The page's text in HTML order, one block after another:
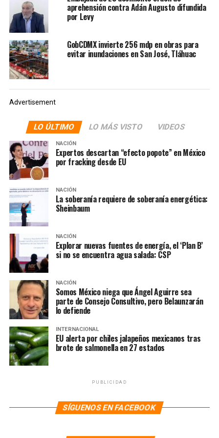
En ese sentido, dijo que el Aeropuerto construido por el
expresidente Andrés Manuel López Obrador “va muy
bien”, además de que también va bien la aerolínea del
Estado Mexicano, Mexicana de Aviación”.
Recordemos qu e Estados Unidos revocó 13 rutas por
presunto incumplimiento. Entonces, el secretario de
Transporte estadounidense, Sean Duffy, argumentó un
supuesto incumplimiento del acuerdo bilateral de
transporte aéreo de 2015. La orden incluyó la
Unidos y el AIFA, así como la congelación de nuevas
rutas o ampliaciones desde el AICM.
Entre los vuelos afectados se encuentran: Los de
aprehensión contra Adán Augusto difundida
por Levy
GobCDMX invierte 256 mdp en obras para
evitar inundaciones en San José, Tláhuac
Advertisement
LO ÚLTIMO LO MÁS VISTO VIDEOS
NACIÓN
Expertos descartan “efecto popote” en México
por fracking desde EU
NACIÓN
La soberanía requiere de soberanía energética:
Sheinbaum
NACIÓN
Explorar nuevas fuentes de energía, el ‘Plan B’
si no se encuentra agua salada: CSP
NACIÓN
Somos México niega que Ángel Aguirre sea
parte de Consejo Consultivo, pero Belaunzarán
lo defiende
INTERNACIONAL
EU alerta por chiles jalapeños mexicanos tras
brote de salmonella en 27 estados
PUBLICIDAD
SÍGUENOS EN FACEBOOK